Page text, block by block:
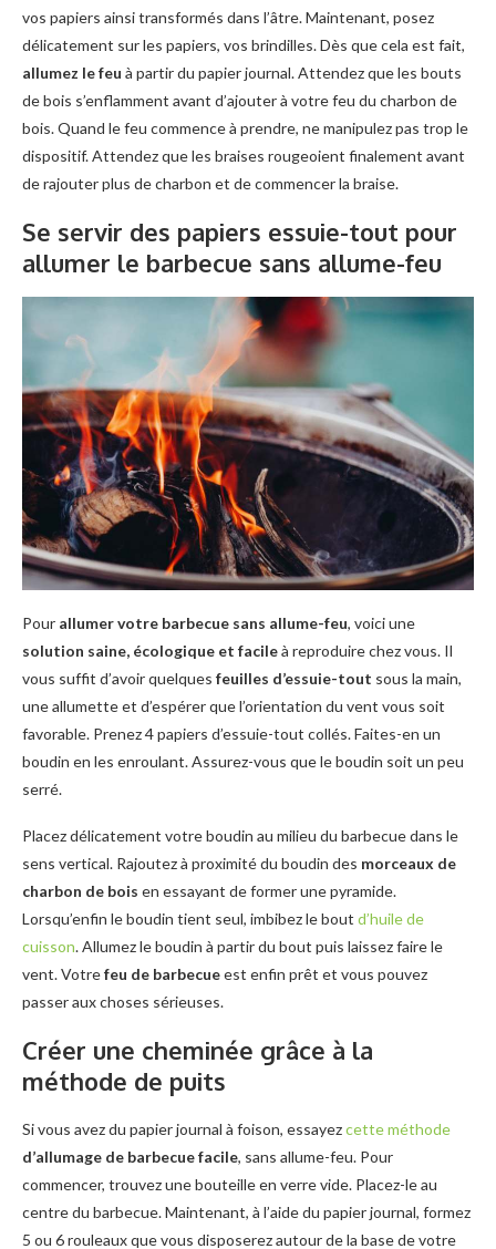
vos papiers ainsi transformés dans l’âtre. Maintenant, posez
délicatement sur les papiers, vos brindilles. Dès que cela est fait,
allumez le feu à partir du papier journal. Attendez que les bouts
de bois s’enflamment avant d’ajouter à votre feu du charbon de
bois. Quand le feu commence à prendre, ne manipulez pas trop le
dispositif. Attendez que les braises rougeoient finalement avant
de rajouter plus de charbon et de commencer la braise.
Se servir des papiers essuie-tout pour
allumer le barbecue sans allume-feu
Pour allumer votre barbecue sans allume-feu, voici une
solution saine, écologique et facileà reproduire chez vous. Il
vous suffit d’avoir quelques feuilles d’essuie-tout sous la main,
une allumette et d’espérer que l’orientation du vent vous soit
favorable. Prenez 4 papiers d’essuie-tout collés. Faites-en un
boudin en les enroulant. Assurez-vous que le boudin soit un peu
serré.
Placez délicatement votre boudin au milieu du barbecue dans le
sens vertical. Rajoutez à proximité du boudin des morceaux de
charbon de bois en essayant de former une pyramide.
Lorsqu’enfin le boudin tient seul, imbibez le bout d’huile de
cuisson. Allumez le boudin à partir du bout puis laissez faire le
vent. Votrefeu de barbecueest enfin prêt et vous pouvez
passer aux choses sérieuses.
Créer une cheminée grâce à la
méthode de puits
Si vous avez du papier journal à foison, essayezcette méthode
d’allumage de barbecue facile, sans allume-feu. Pour
commencer, trouvez une bouteille en verre vide. Placez-le au
centre du barbecue. Maintenant, à l’aide du papier journal, formez
5 ou 6 rouleaux que vous disposerez autour de la base de votre